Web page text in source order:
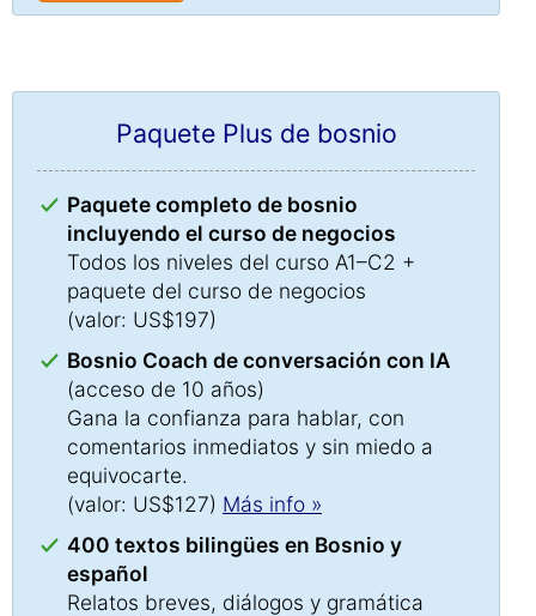
Paquete Plus de bosnio
Paquete completo de bosnio
incluyendo el curso de negocios
Todos los niveles del curso A1–C2 +
paquete del curso de negocios
(valor: US$197)
Bosnio Coach de conversación con IA
(acceso de 10 años)
Gana la confianza para hablar, con
comentarios inmediatos y sin miedo a
equivocarte.
(valor: US$127) Más info »
400 textos bilingües en Bosnio y
español
Relatos breves, diálogos y gramática